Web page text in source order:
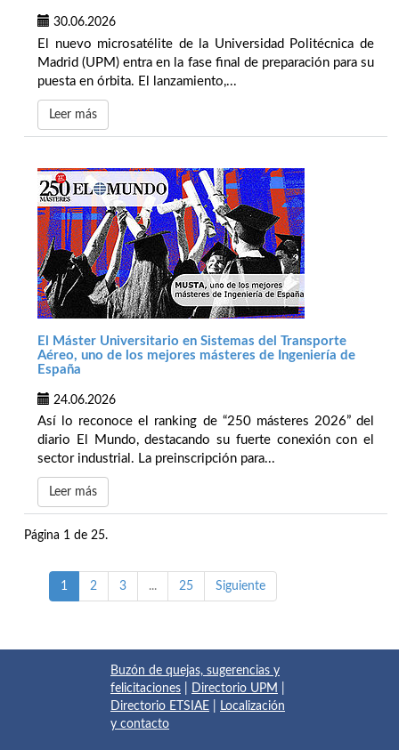
30.06.2026
El nuevo microsatélite de la Universidad Politécnica de
Madrid (UPM) entra en la fase final de preparación para su
puesta en órbita. El lanzamiento,...
Leer más
El Máster Universitario en Sistemas del Transporte
Aéreo, uno de los mejores másteres de Ingeniería de
España
24.06.2026
Así lo reconoce el ranking de “250 másteres 2026” del
diario El Mundo, destacando su fuerte conexión con el
sector industrial. La preinscripción para...
Leer más
Página 1 de 25.
1 2 3 ... 25 Siguiente
Buzón de quejas, sugerencias y
felicitaciones
Directorio UPM
Directorio ETSIAE
Localización
y contacto